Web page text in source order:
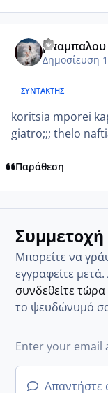
μπαμπαλου
Δημοσίευση
ΣΥΝΤΆΚΤΗΣ
koritsia mporei
giatro;;; thelo
Παράθεση
Μπορείτε να
εγγραφείτε
συνδεθείτε τώρα
το ψευδώνυμό
Απαντήστε